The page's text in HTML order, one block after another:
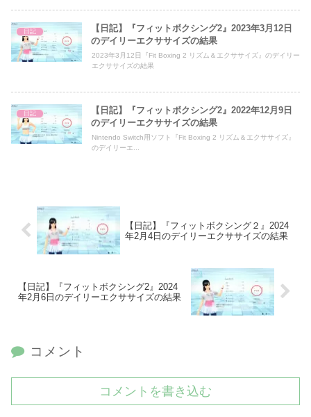
日記
【日記】『フィットボクシング2』2023年3月12日
のデイリーエクササイズの結果
2023年3月12日『Fit Boxing 2 リズム＆エクササイズ』のデイリー
エクササイズの結果
日記
【日記】『フィットボクシング2』2022年12月9日
のデイリーエクササイズの結果
Nintendo Switch用ソフト『Fit Boxing 2 リズム＆エクササイズ』
のデイリーエ...
【日記】『フィットボクシング２』2024
年2月4日のデイリーエクササイズの結果
【日記】『フィットボクシング2』2024
年2月6日のデイリーエクササイズの結果
コメント
コメントを書き込む